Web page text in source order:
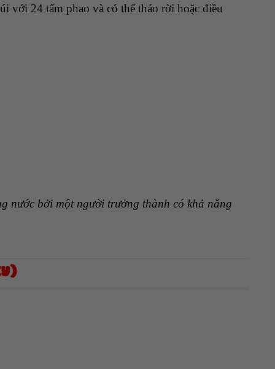
với 24 tấm phao và có thể tháo rời hoặc điều
nước bởi một người trưởng thành có khả năng